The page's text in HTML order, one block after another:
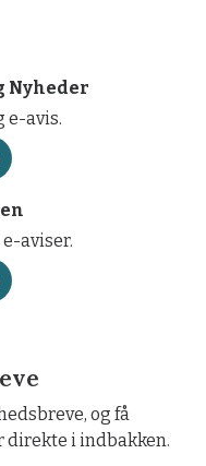
Nyheder
e-avis.
aviser.
og få
i indbakken.